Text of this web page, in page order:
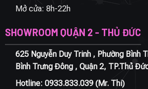
Mở cửa: 8h-22h
SHOWROOM QUẬN 2 - THỦ ĐỨC
625 Nguyễn Duy Trinh , Phường Bình
Bình Trưng Đông , Quận 2, TP.Thủ
Hotline: 0933.833.039(Mr. Thi)